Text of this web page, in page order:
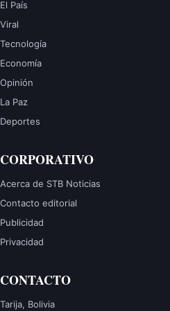
El País
Viral
Tecnología
Economía
Opinión
La Paz
Deportes
CORPORATIVO
Acerca de STB Noticias
Contacto editorial
Publicidad
Privacidad
CONTACTO
Tarija, Bolivia